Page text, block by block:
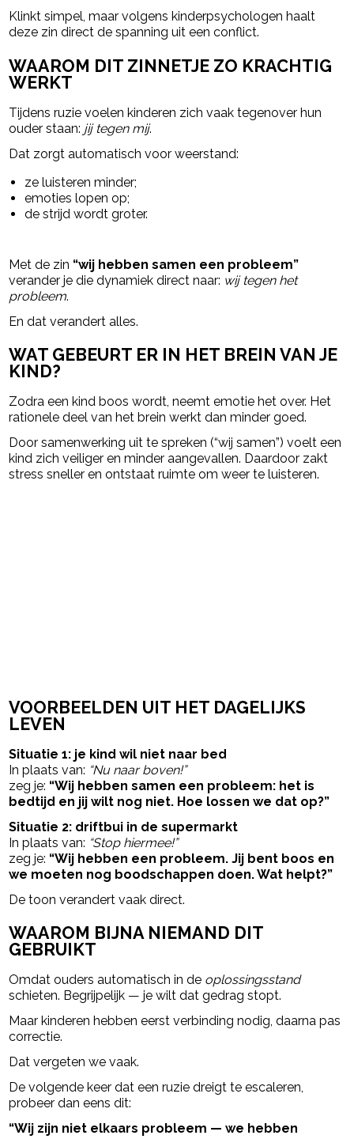
Klinkt simpel, maar volgens kinderpsychologen haalt
deze zin direct de spanning uit een conflict.
WAAROM DIT ZINNETJE ZO KRACHTIG
WERKT
Tijdens ruzie voelen kinderen zich vaak tegenover hun
ouder staan: jij tegen mij.
Dat zorgt automatisch voor weerstand:
ze luisteren minder;
emoties lopen op;
de strijd wordt groter.
Met de zin “wij hebben samen een probleem”
verander je die dynamiek direct naar: wij tegen het
probleem.
En dat verandert alles.
WAT GEBEURT ER IN HET BREIN VAN JE
KIND?
Zodra een kind boos wordt, neemt emotie het over. Het
rationele deel van het brein werkt dan minder goed.
Door samenwerking uit te spreken (“wij samen”) voelt een
kind zich veiliger en minder aangevallen. Daardoor zakt
stress sneller en ontstaat ruimte om weer te luisteren.
VOORBEELDEN UIT HET DAGELIJKS
LEVEN
Situatie 1: je kind wil niet naar bed
In plaats van: “Nu naar boven!”
zeg je: “Wij hebben samen een probleem: het is
bedtijd en jij wilt nog niet. Hoe lossen we dat op?”
Situatie 2: driftbui in de supermarkt
In plaats van: “Stop hiermee!”
zeg je: “Wij hebben een probleem. Jij bent boos en
we moeten nog boodschappen doen. Wat helpt?”
De toon verandert vaak direct.
WAAROM BIJNA NIEMAND DIT
GEBRUIKT
Omdat ouders automatisch in de oplossingsstand
schieten. Begrijpelijk — je wilt dat gedrag stopt.
Maar kinderen hebben eerst verbinding nodig, daarna pas
correctie.
Dat vergeten we vaak.
De volgende keer dat een ruzie dreigt te escaleren,
probeer dan eens dit:
“Wij zijn niet elkaars probleem — we hebben